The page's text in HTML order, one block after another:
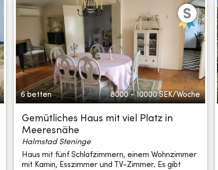
6 betten 8000 - 10000 SEK/Woche
Gemütliches Haus mit viel Platz in
Meeresnähe
Halmstad Steninge
Haus mit fünf Schlafzimmern, einem Wohnzimmer
mit Kamin, Esszimmer und TV-Zimmer. Es gibt